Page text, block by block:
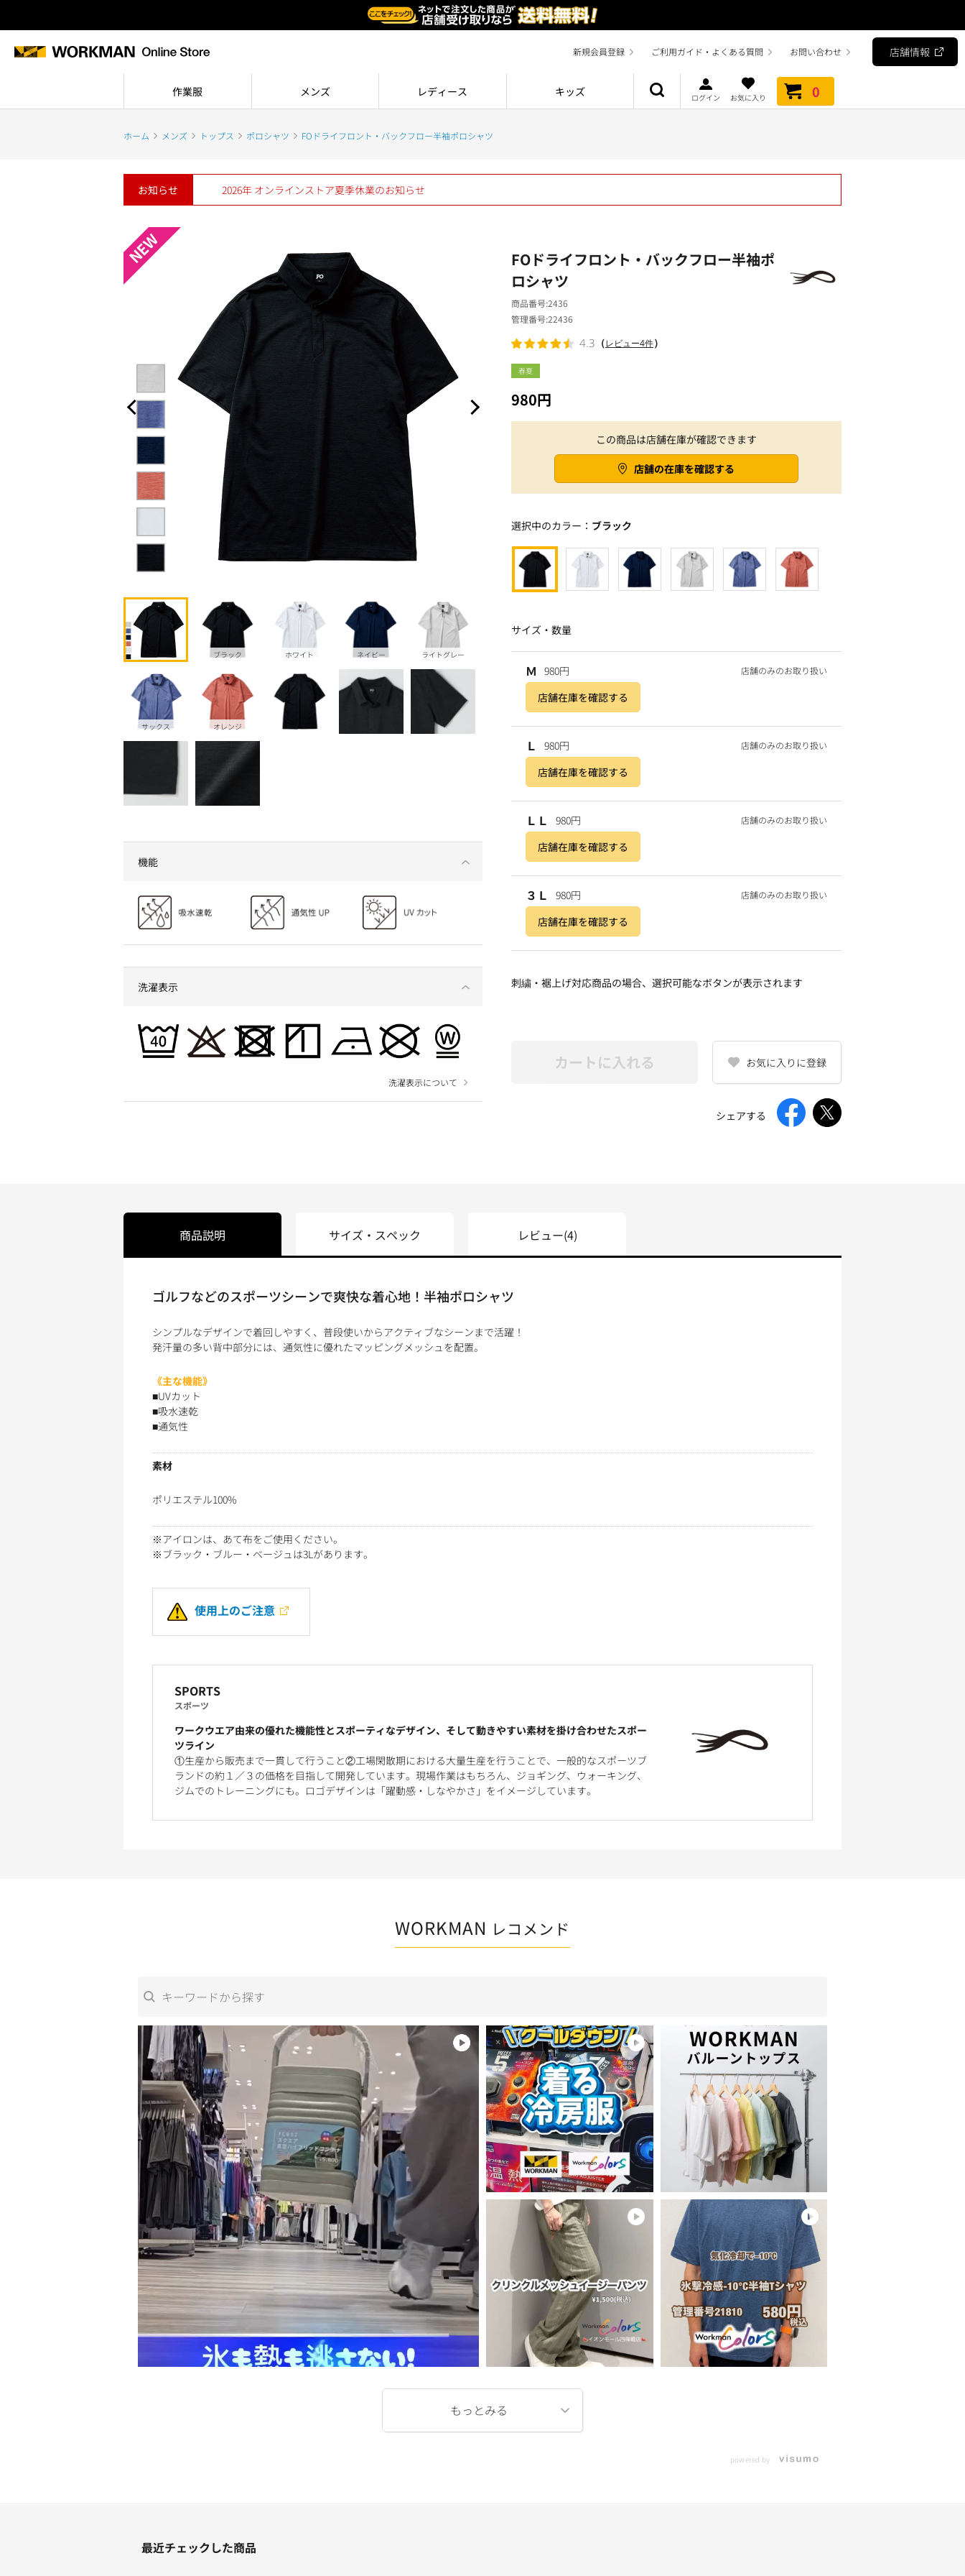
新規会員登録 ご利用ガイド・よくある質問 お問い合わせ 店舗情報
作業服 メンズ レディース キッズ ログイン お気に入り 0
ホーム メンズ トップス ポロシャツ FOドライフロント・バックフロー半袖ポロシャツ
お知らせ 2026年 オンラインストア夏季休業のお知らせ
ブラック ホワイト ネイビー ライトグレー
サックス オレンジ
機能
洗濯表示
洗濯表示について
春夏
この商品は店舗在庫が確認できます
店舗の在庫を確認する
FOドライフロント・バックフロー半袖ポ
ロシャツ
980円
商品番号2436
管理番号22436
4.3 （レビュー4件）
選択中のカラー： ブラック
サイズ・数量
Ｍ 980円 店舗のみのお取り扱い
店舗在庫を確認する
Ｌ 980円 店舗のみのお取り扱い
店舗在庫を確認する
ＬＬ 980円 店舗のみのお取り扱い
店舗在庫を確認する
３Ｌ 980円 店舗のみのお取り扱い
店舗在庫を確認する
刺繍・裾上げ対応商品の場合、選択可能なボタンが表示されます
カートに入れる お気に入りに登録
シェアする
商品説明
ゴルフなどのスポーツシーンで爽快な着心地！半袖ポロシャツ
シンプルなデザインで着回しやすく、普段使いからアクティブなシーンまで活躍！
発汗量の多い背中部分には、通気性に優れたマッピングメッシュを配置。
《主な機能》
■UVカット
■吸水速乾
■通気性
素材
ポリエステル100%
※アイロンは、あて布をご使用ください。
※ブラック・ブルー・ベージュは3Lがあります。
使用上のご注意
SPORTS
スポーツ
ワークウエア由来の優れた機能性とスポーティなデザイン、そして動きやすい素材を掛け合わせたスポー
ツライン
①生産から販売まで一貫して行うこと②工場閑散期における大量生産を行うことで、一般的なスポーツブ
ランドの約１／３の価格を目指して開発しています。現場作業はもちろん、ジョギング、ウォーキング、
ジムでのトレーニングにも。ロゴデザインは「躍動感・しなやかさ」をイメージしています。
サイズ・スペック レビュー(4)
WORKMAN レコメンド
powered by
最近チェックした商品